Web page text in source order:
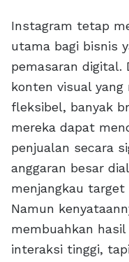
Instagram tetap
utama bagi bisnis
pemasaran digital.
konten visual
fleksibel, banyak
mereka dapat
penjualan secara
anggaran besar
menjangkau
Namun
membuahkan
interaksi tinggi,